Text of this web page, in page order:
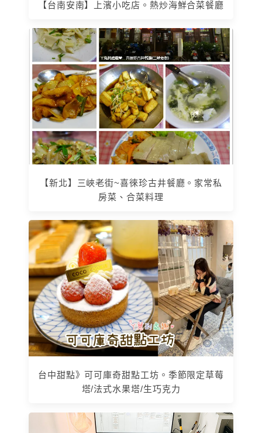
【台南安南】上濱小吃店。熱炒海鮮合菜餐廳
【新北】三峽老街~喜徠珍古井餐廳。家常私
房菜、合菜料理
台中甜點》可可庫奇甜點工坊。季節限定草莓
塔/法式水果塔/生巧克力